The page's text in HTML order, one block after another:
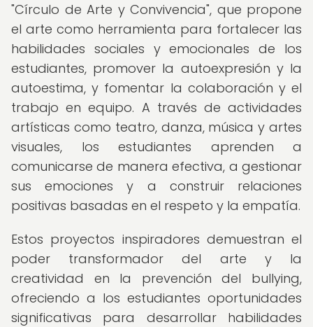
"Círculo de Arte y Convivencia", que propone
el arte como herramienta para fortalecer las
habilidades sociales y emocionales de los
estudiantes, promover la autoexpresión y la
autoestima, y fomentar la colaboración y el
trabajo en equipo. A través de actividades
artísticas como teatro, danza, música y artes
visuales, los estudiantes aprenden a
comunicarse de manera efectiva, a gestionar
sus emociones y a construir relaciones
positivas basadas en el respeto y la empatía.
Estos proyectos inspiradores demuestran el
poder transformador del arte y la
creatividad en la prevención del bullying,
ofreciendo a los estudiantes oportunidades
significativas para desarrollar habilidades